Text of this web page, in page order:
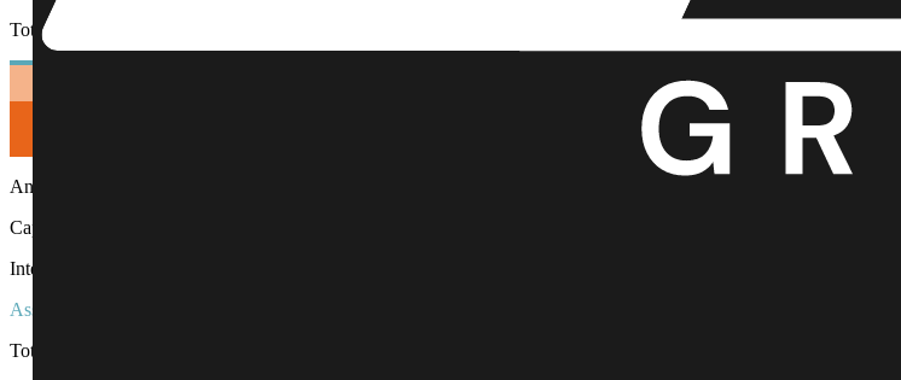
Total :
Année
Capital :
Intérêts :
Assurance :
Total :